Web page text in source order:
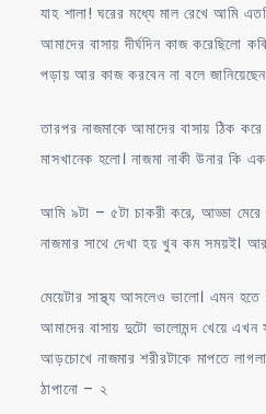
যাহ শালা! ঘরের মধ্যে মাল রেখে আমি
আমাদের বাসায় দীর্ঘদিন কাজ করেছিলো
পড়ায় আর কাজ করবেন না বলে
তারপর নাজমাকে আমাদের বাসায় ঠিক করে
মাসখানেক হলো। নাজমা নাকী উনার কি
আমি ৯টা – ৫টা চাকরী করে, আড্ডা মেরে
নাজমার সাথে দেখা হয় খুব কম সময়ই।
মেয়েটার সাস্থ্য আসলেও ভালো। এমন হতে
আমাদের বাসায় দুটো ভালোমন্দ খেয়ে এখন
আড়চোখে নাজমার শরীরটাকে মাপতে
ঠাপানো – ২